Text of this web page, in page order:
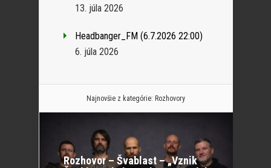
13. júla 2026
Headbanger_FM (6.7.2026 22:00)
6. júla 2026
Najnovšie z kategórie: Rozhovory
Rozhovor – Švablast – „Vznik